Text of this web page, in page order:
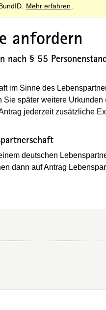
Mehr erfahren
anfordern
§ 55
im Sinne des
später weitere Urkunden
jederzeit zusätzliche
deutschen
dann auf Antrag